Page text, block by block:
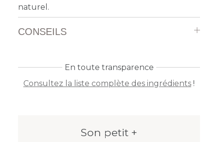
naturel.
CONSEILS
En toute transparence
Consultez la liste complète des ingrédients !
Son petit +